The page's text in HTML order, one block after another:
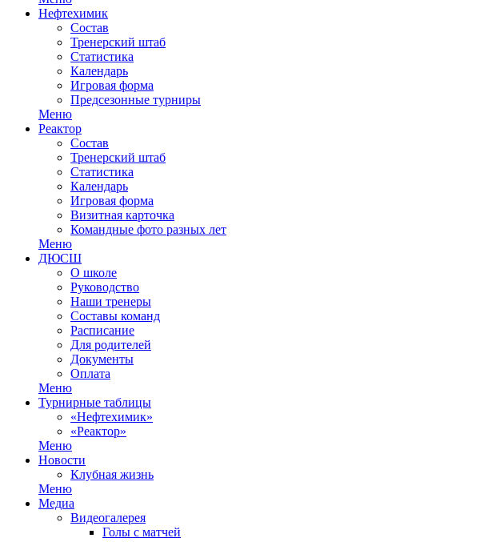
Нефтехимик
Состав
Тренерский штаб
Статистика
Календарь
Игровая форма
Предсезонные турниры
Меню
Реактор
Состав
Тренерский штаб
Статистика
Календарь
Игровая форма
Визитная карточка
Командные фото разных лет
Меню
ДЮСШ
О школе
Руководство
Наши тренеры
Составы команд
Расписание
Для родителей
Документы
Оплата
Меню
Турнирные таблицы
«Нефтехимик»
«Реактор»
Меню
Новости
Клубная жизнь
Меню
Медиа
Видеогалерея
Голы с матчей